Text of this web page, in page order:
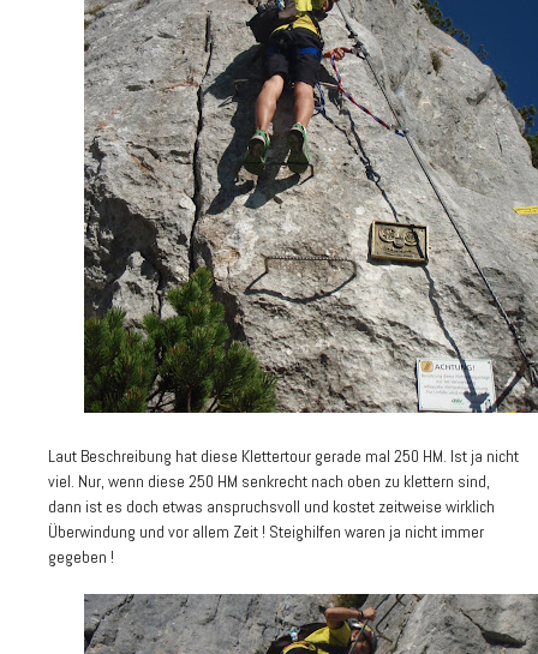
Laut Beschreibung hat diese Klettertour gerade mal 250 HM. Ist ja nicht
viel. Nur, wenn diese 250 HM senkrecht nach oben zu klettern sind,
dann ist es doch etwas anspruchsvoll und kostet zeitweise wirklich
Überwindung und vor allem Zeit ! Steighilfen waren ja nicht immer
gegeben !